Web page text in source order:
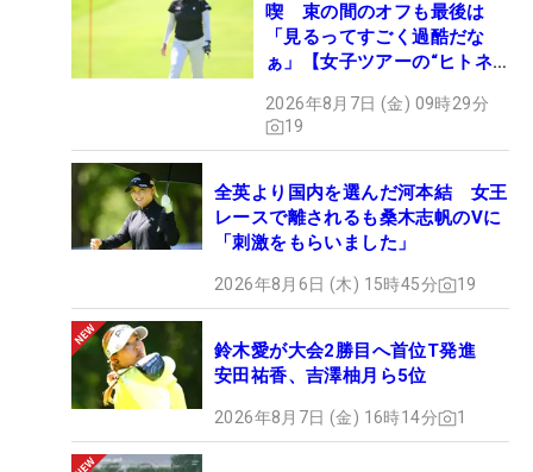
喫 束の間のオフも最後は
「見るってすごく過酷だな
ぁ」【女子ツアーの“ヒトネ
2026年8月7日 (金) 09時29分
19
全英より国内を選んだ河本結 女王
レースで離されるも桑木志帆のVに
「刺激をもらいました」
2026年8月6日 (木) 15時45分 19
鈴木愛が大会2勝目へ首位T発進
安田祐香、吉澤柚月ら5位
2026年8月7日 (金) 16時14分 1